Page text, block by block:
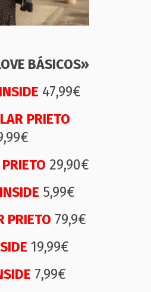
BÁSICOS»
INSIDE 47,99€
PRIETO
PRIETO 29,90€
INSIDE 5,99€
PRIETO 79,9€
19,99€
7,99€